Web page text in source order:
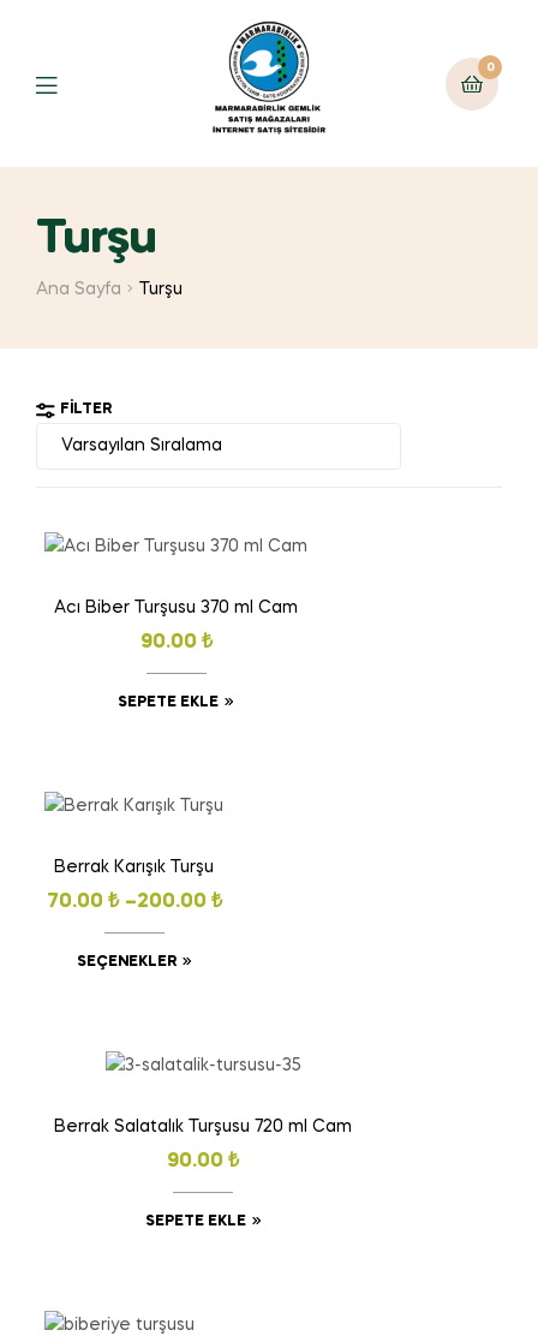
0
Turşu
Ana Sayfa Turşu
FILTER
Acı Biber Turşusu 370 ml Cam
90.00 ₺
SEPETE EKLE
Berrak Karışık Turşu
70.00 ₺ –200.00 ₺
SEÇENEKLER
Berrak Salatalık Turşusu 720 ml Cam
90.00 ₺
SEPETE EKLE